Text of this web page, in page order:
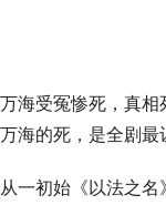
万海受冤惨死，真相
万海的死，是全剧最
从一初始《以法之